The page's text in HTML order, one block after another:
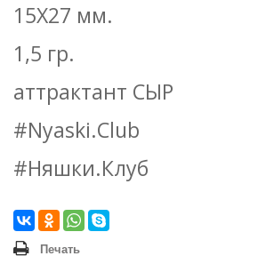
15Х27 мм.
1,5 гр.
аттрактант СЫР
#Nyaski.Club
#Няшки.Клуб
Печать